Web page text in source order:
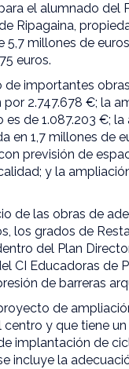
el alumnado del
Ripagaina,
millones de
euros.
de importantes
2.747.678 €; la
es de 1.087.203 €;
en 1,7 millones de
previsión de
y la
de las obras de
los grados de
del Plan
CI Educadoras de
de barreras
de
y que tiene
implantación de
incluye la